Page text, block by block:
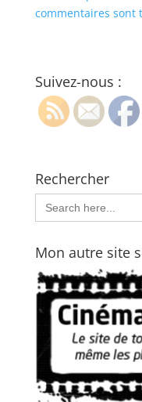
commentaires sont
Suivez-nous :
Rechercher
Search
for:
Mon autre site